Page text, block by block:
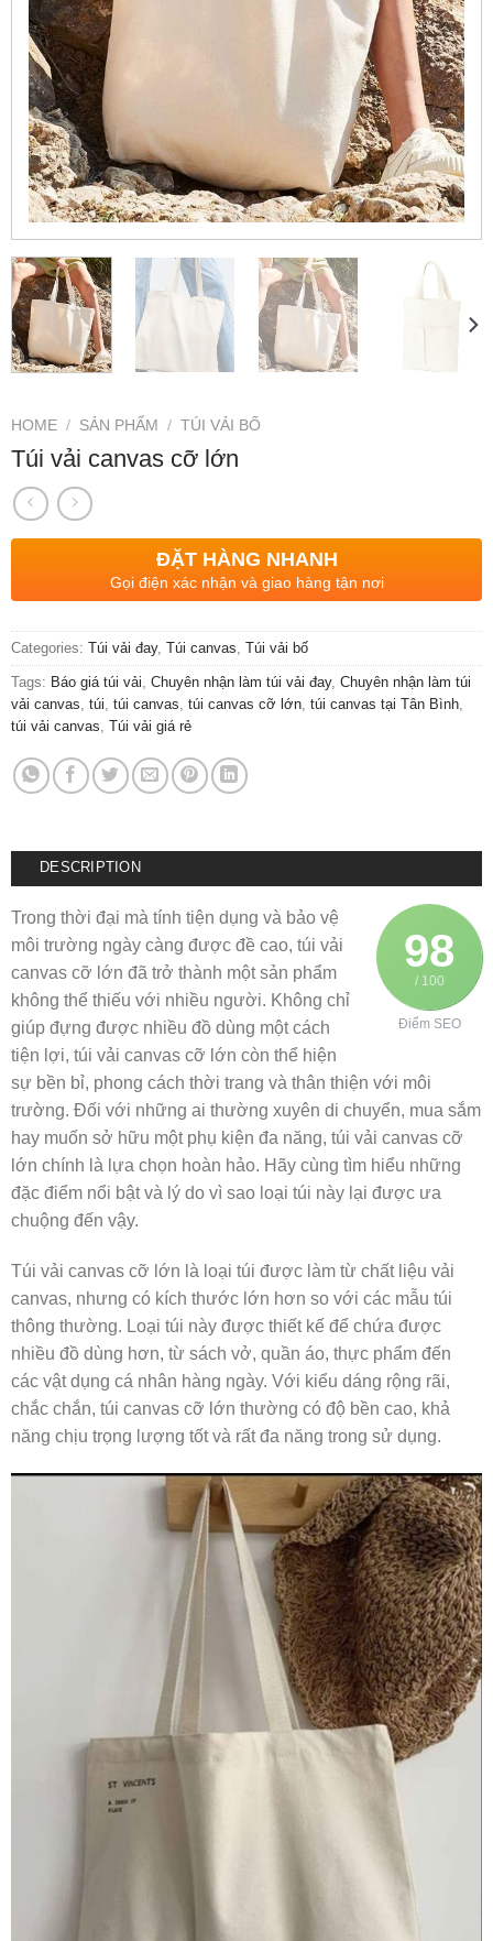
HOME / SẢN PHẨM / TÚI VẢI BỐ
Túi vải canvas cỡ lớn
ĐẶT HÀNG NHANH
Gọi điện xác nhận và giao hàng tận nơi
Categories: Túi vải đay, Túi canvas, Túi vải bố
Tags: Báo giá túi vải, Chuyên nhận làm túi vải đay, Chuyên nhận làm túi
vải canvas, túi, túi canvas, túi canvas cỡ lớn, túi canvas tại Tân Bình,
túi vải canvas, Túi vải giá rẻ
DESCRIPTION
98
/ 100
Điểm SEO
Trong thời đại mà tính tiện dụng và bảo vệ
môi trường ngày càng được đề cao, túi vải
canvas cỡ lớn đã trở thành một sản phẩm
không thể thiếu với nhiều người. Không chỉ
giúp đựng được nhiều đồ dùng một cách
tiện lợi, túi vải canvas cỡ lớn còn thể hiện
sự bền bỉ, phong cách thời trang và thân thiện với môi
trường. Đối với những ai thường xuyên di chuyển, mua sắm
hay muốn sở hữu một phụ kiện đa năng, túi vải canvas cỡ
lớn chính là lựa chọn hoàn hảo. Hãy cùng tìm hiểu những
đặc điểm nổi bật và lý do vì sao loại túi này lại được ưa
chuộng đến vậy.
Túi vải canvas cỡ lớn là loại túi được làm từ chất liệu vải
canvas, nhưng có kích thước lớn hơn so với các mẫu túi
thông thường. Loại túi này được thiết kế để chứa được
nhiều đồ dùng hơn, từ sách vở, quần áo, thực phẩm đến
các vật dụng cá nhân hàng ngày. Với kiểu dáng rộng rãi,
chắc chắn, túi canvas cỡ lớn thường có độ bền cao, khả
năng chịu trọng lượng tốt và rất đa năng trong sử dụng.